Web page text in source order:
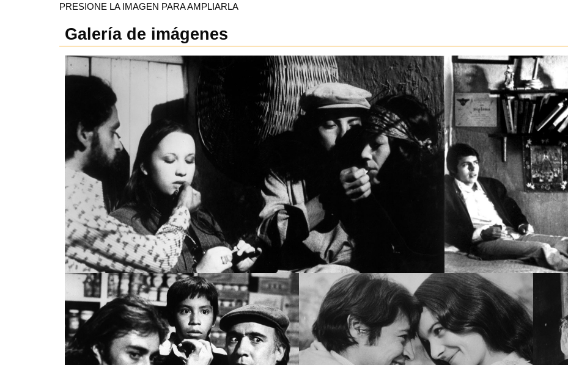
PRESIONE LA IMAGEN PARA AMPLIARLA
Galería de imágenes
CHIN CHIN EL TEPOROCHO, GABRIELRETES.COM